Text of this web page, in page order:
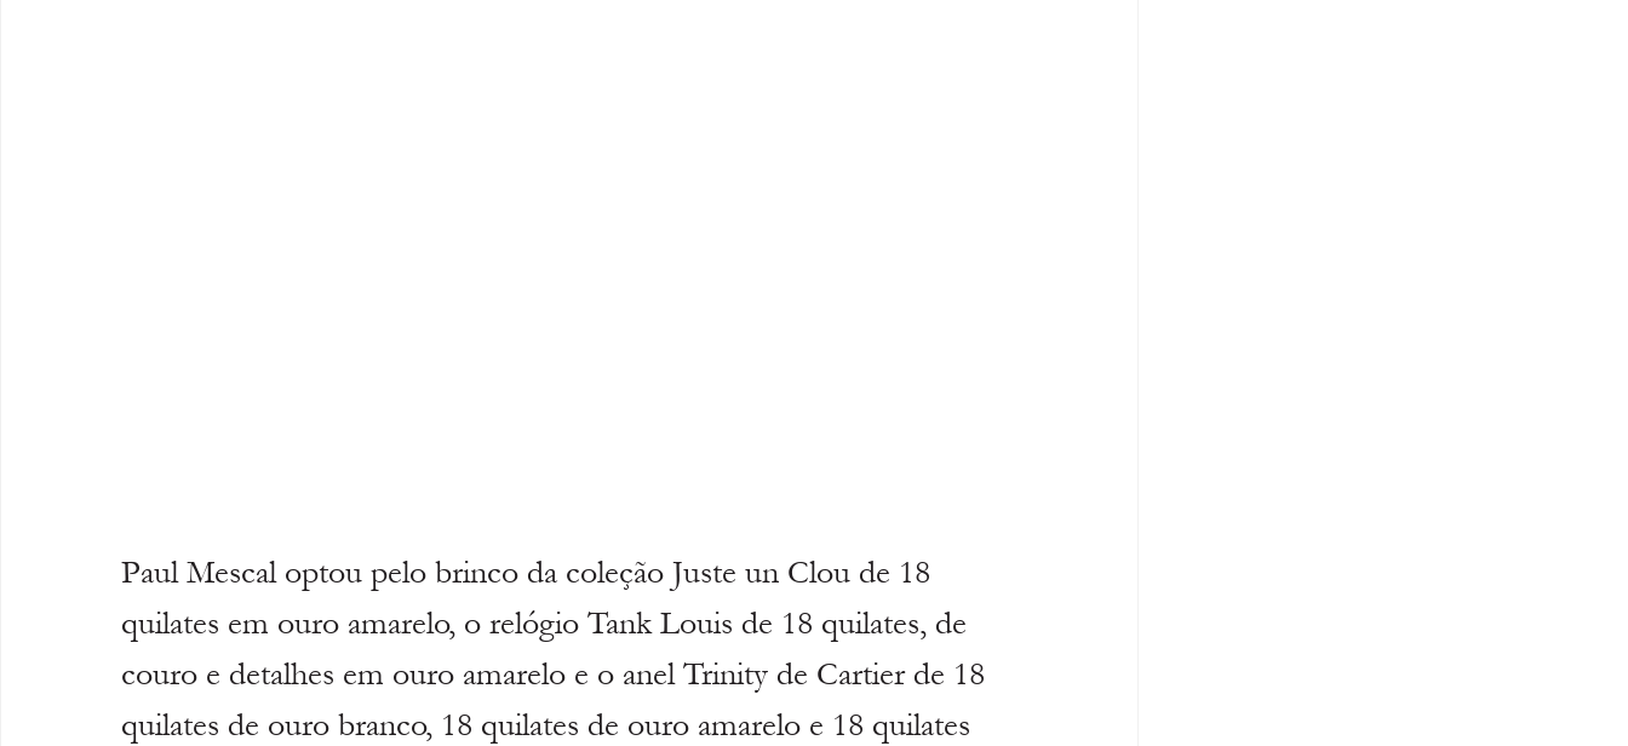
Paul Mescal optou pelo brinco da coleção Juste un Clou de 18
quilates em ouro amarelo, o relógio Tank Louis de 18 quilates, de
couro e detalhes em ouro amarelo e o anel Trinity de Cartier de 18
quilates de ouro branco, 18 quilates de ouro amarelo e 18 quilates